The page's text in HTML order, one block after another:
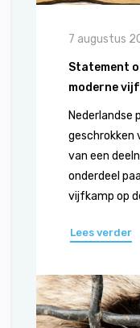
7 augustus
Statement
moderne
Nederlandse
geschrokken
van een
onderdeel
vijfkamp op
Lees verder